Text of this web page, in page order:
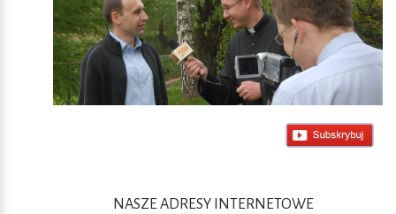
NASZE ADRESY INTERNETOWE